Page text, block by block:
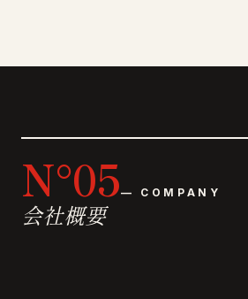
N°05— COMPANY
会社概要